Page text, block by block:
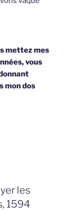
mettez mes
vous
mon dos
les
1594